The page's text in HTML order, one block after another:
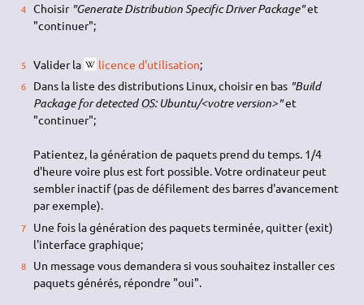
Choisir "Generate Distribution Specific Driver Package"et
"continuer";
Valider la licence d'utilisation;
Dans la liste des distributions Linux, choisir en bas "Build
Package for detectedOS: Ubuntu/<votre version>"et
"continuer";
Patientez, la génération de paquets prend du temps. 1/4
d'heure voire plus est fort possible. Votre ordinateur peut
sembler inactif (pas de défilement des barres d'avancement
par exemple).
Une fois la génération des paquets terminée, quitter (exit)
l'interface graphique;
Un message vous demandera si vous souhaitez installer ces
paquets générés, répondre "oui".